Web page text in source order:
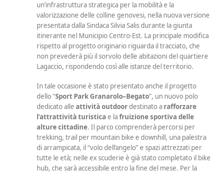
un’infrastruttura strategica per la mobilità e la
valorizzazione delle colline genovesi, nella nuova versione
presentata dalla Sindaca Silvia Salis durante la giunta
itinerante nel Municipio Centro-Est. La principale modifica
rispetto al progetto originario riguarda il tracciato, che
non prevederà più il sorvolo delle abitazioni del quartiere
Lagaccio, rispondendo così alle istanze del territorio.
In tale occasione è stato presentato anche il progetto
dello “Sport Park Granarolo–Begato”, un nuovo polo
dedicato alle attività outdoordestinato a rafforzare
l’attrattività turistica e lafruizionesportiva delle
alturecittadine. Il parco comprenderà percorsi per
trekking, trail per mountain bike e downhill, una palestra
di arrampicata, il “volo dell’angelo” e spazi attrezzati per
tutte le età; nelle ex scuderie è già stato completato il bike
hub, che sarà accessibile entro la fine del mese. Per la